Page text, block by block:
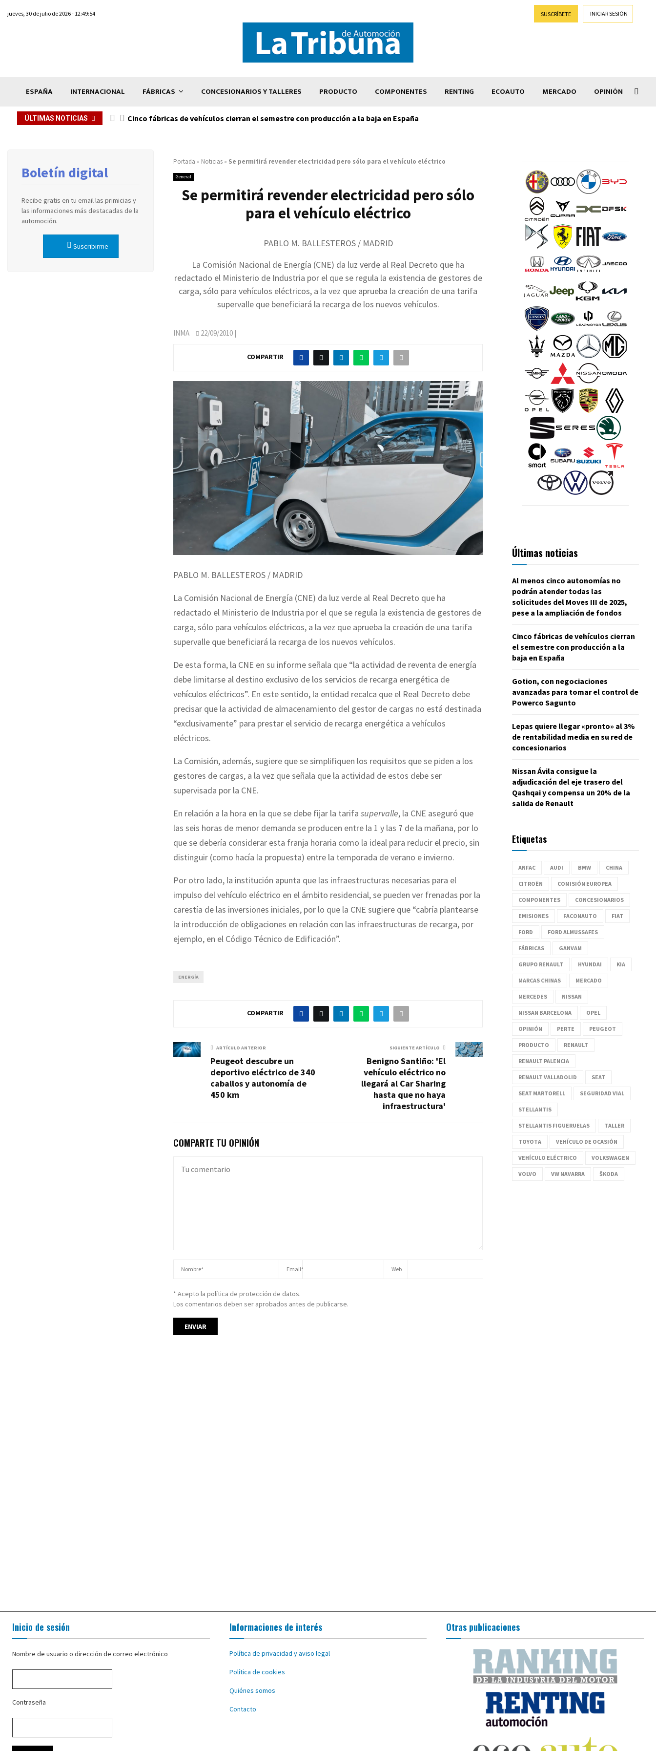
jueves, 30 de julio de 2026 - 12:49:54 SUSCRÍBETE INICIAR SESIÓN
ESPAÑA INTERNACIONAL FÁBRICAS CONCESIONARIOS Y TALLERES PRODUCTO COMPONENTES RENTING ECOAUTO MERCADO OPINIÓN
ÚLTIMAS NOTICIAS Cinco fábricas de vehículos cierran el semestre con producción a la baja en España
Portada » Noticias » Se permitirá revender electricidad pero sólo para el vehículo eléctrico
General
Se permitirá revender electricidad pero sólo
para el vehículo eléctrico
PABLO M. BALLESTEROS / MADRID
La Comisión Nacional de Energía (CNE) da luz verde al Real Decreto que ha
redactado el Ministerio de Industria por el que se regula la existencia de gestores de
carga, sólo para vehículos eléctricos, a la vez que aprueba la creación de una tarifa
supervalle que beneficiará la recarga de los nuevos vehículos.
INMA 22/09/2010 |
COMPARTIR
PABLO M. BALLESTEROS / MADRID
La Comisión Nacional de Energía (CNE) da luz verde al Real Decreto que ha
redactado el Ministerio de Industria por el que se regula la existencia de gestores de
carga, sólo para vehículos eléctricos, a la vez que aprueba la creación de una tarifa
supervalle que beneficiará la recarga de los nuevos vehículos.
De esta forma, la CNE en su informe señala que “la actividad de reventa de energía
debe limitarse al destino exclusivo de los servicios de recarga energética de
vehículos eléctricos”. En este sentido, la entidad recalca que el Real Decreto debe
precisar que la actividad de almacenamiento del gestor de cargas no está destinada
“exclusivamente” para prestar el servicio de recarga energética a vehículos
eléctricos.
La Comisión, además, sugiere que se simplifiquen los requisitos que se piden a los
gestores de cargas, a la vez que señala que la actividad de estos debe ser
supervisada por la CNE.
En relación a la hora en la que se debe fijar la tarifa supervalle, la CNE aseguró que
las seis horas de menor demanda se producen entre la 1 y las 7 de la mañana, por lo
que se debería considerar esta franja horaria como la ideal para reducir el precio, sin
distinguir (como hacía la propuesta) entre la temporada de verano e invierno.
Por otro lado, la institución apunta que las infraestructuras necesarias para el
impulso del vehículo eléctrico en el ámbito residencial, se pueden ver frenadas por la
carestía de las inversiones iniciales, por lo que la CNE sugiere que “cabría plantearse
la introducción de obligaciones en relación con las infraestructuras de recarga, por
ejemplo, en el Código Técnico de Edificación”.
ENERGÍA
COMPARTIR
ARTÍCULO ANTERIOR
Peugeot descubre un
deportivo eléctrico de 340
caballos y autonomía de
450 km
SIGUIENTE ARTÍCULO
Benigno Santiño: 'El
vehículo eléctrico no
llegará al Car Sharing
hasta que no haya
infraestructura'
COMPARTE TU OPINIÓN
* Acepto la política de protección de datos.
Los comentarios deben ser aprobados antes de publicarse.
Boletín digital
Recibe gratis en tu email las primicias y
las informaciones más destacadas de la
automoción.
Suscribirme
Últimas noticias
Al menos cinco autonomías no
podrán atender todas las
solicitudes del Moves III de 2025,
pese a la ampliación de fondos
Cinco fábricas de vehículos cierran
el semestre con producción a la
baja en España
Gotion, con negociaciones
avanzadas para tomar el control de
Powerco Sagunto
Lepas quiere llegar «pronto» al 3%
de rentabilidad media en su red de
concesionarios
Nissan Ávila consigue la
adjudicación del eje trasero del
Qashqai y compensa un 20% de la
salida de Renault
Etiquetas
ANFAC AUDI BMW CHINA
CITROËN COMISIÓN EUROPEA
COMPONENTES CONCESIONARIOS
EMISIONES FACONAUTO FIAT
FORD FORD ALMUSSAFES
FÁBRICAS GANVAM
GRUPO RENAULT HYUNDAI KIA
MARCAS CHINAS MERCADO
MERCEDES NISSAN
NISSAN BARCELONA OPEL
OPINIÓN PERTE PEUGEOT
PRODUCTO RENAULT
RENAULT PALENCIA
RENAULT VALLADOLID SEAT
SEAT MARTORELL SEGURIDAD VIAL
STELLANTIS
STELLANTIS FIGUERUELAS TALLER
TOYOTA VEHÍCULO DE OCASIÓN
VEHÍCULO ELÉCTRICO VOLKSWAGEN
VOLVO VW NAVARRA ŠKODA
Inicio de sesión
Nombre de usuario o dirección de correo electrónico
Contraseña
Informaciones de interés
Política de privacidad y aviso legal
Política de cookies
Quiénes somos
Contacto
Otras publicaciones